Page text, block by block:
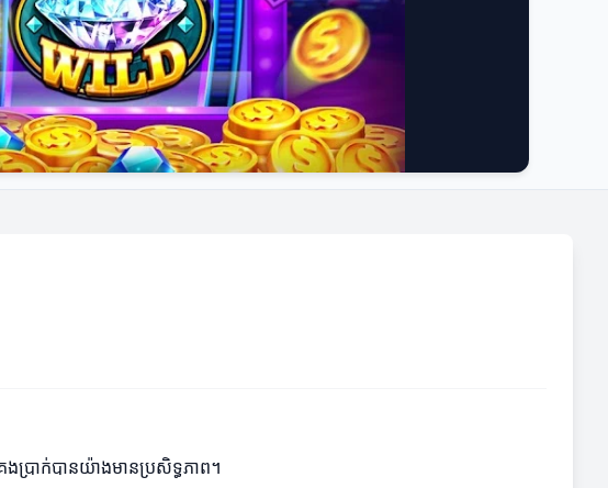
ងប្រាក់បានយ៉ាងមានប្រសិទ្ធភាព។